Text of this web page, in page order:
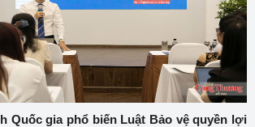
Quốc gia phổ biến Luật Bảo vệ quyền lợi